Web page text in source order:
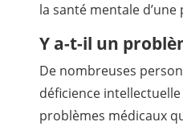
la santé mentale d’une
Y a-t-il un
De nombreuses
déficience
problèmes médicaux